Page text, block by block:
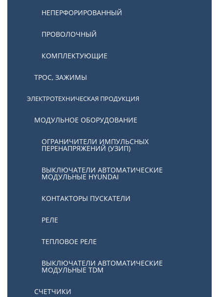
НЕПЕРФОРИРОВАННЫЙ
ПРОВОЛОЧНЫЙ
КОМПЛЕКТУЮЩИЕ
ТРОС, ЗАЖИМЫ
ЭЛЕКТРОТЕХНИЧЕСКАЯ ПРОДУКЦИЯ
МОДУЛЬНОЕ ОБОРУДОВАНИЕ
ОГРАНИЧИТЕЛИ ИМПУЛЬСНЫХ
ПЕРЕНАПРЯЖЕНИЙ (УЗИП)
ВЫКЛЮЧАТЕЛИ АВТОМАТИЧЕСКИЕ
МОДУЛЬНЫЕ HYUNDAI
КОНТАКТОРЫ ПУСКАТЕЛИ
РЕЛЕ
ТЕПЛОВОЕ РЕЛЕ
ВЫКЛЮЧАТЕЛИ АВТОМАТИЧЕСКИЕ
МОДУЛЬНЫЕ TDM
СЧЕТЧИКИ